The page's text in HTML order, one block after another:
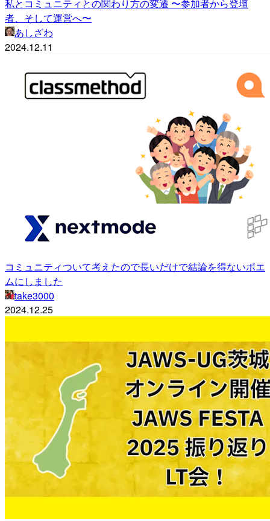
私とコミュニティとの関わり方の変遷 〜参加者から登壇
者、そして運営へ〜
あしざわ
2024.12.11
コミュニティついて考えたので長いだけで結論を得ないポエ
ムにしました
take3000
2024.12.25